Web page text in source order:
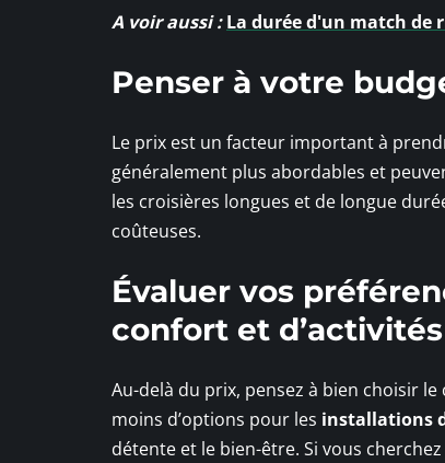
A voir aussi : La durée d'un match de
Penser à votre
Le prix est un facteur important à
généralement plus abordables et
les croisières longues et de longue
coûteuses.
Évaluer vos
confort et
Au-delà du prix, pensez à bien choisir
moins d’options pour les installations
détente et le bien-être. Si vous